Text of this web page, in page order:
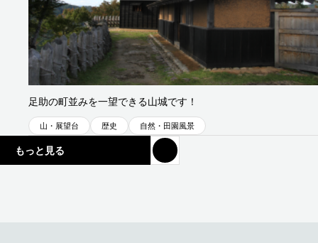
足助の町並みを一望できる山城です！
山・展望台 歴史 自然・田園風景
もっと見る